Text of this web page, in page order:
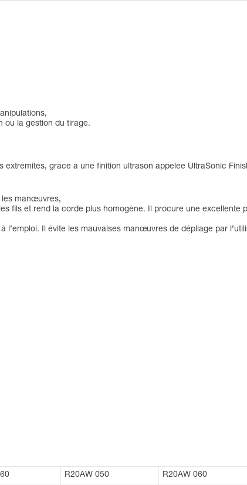
ou la gestion du tirage.
extrémités, grâce à une finition ultrason appelée UltraSonic
les manœuvres,
fils et rend la corde plus homogène. Il procure une excellente
Il évite les mauvaises manœuvres de dépliage par
R20AW 050
R20AW 060